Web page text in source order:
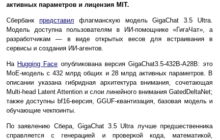
активных параметров и лицензия MIT.
Сбербанк представил флагманскую модель GigaChat 3.5 Ultra.
Модель доступна пользователям в ИИ-помощнике «ГигаЧат», а
разработчикам — в виде открытых весов для встраивания в
сервисы и создания ИИ-агентов.
На Hugging Face опубликована версия GigaChat3.5-432B-A28B: это
MoE-модель с 432 млрд общих и 28 млрд активных параметров. В
описании указана гибридная архитектура внимания, сочетающая
Multi-head Latent Attention и слои линейного внимания GatedDeltaNet;
также доступны bf16-версия, GGUF-квантизация, базовая модель и
обучающие чекпоинты.
По заявлению Сбера, GigaChat 3.5 Ultra лучше предшественника
справляется с генерацией и проверкой кода, математикой,